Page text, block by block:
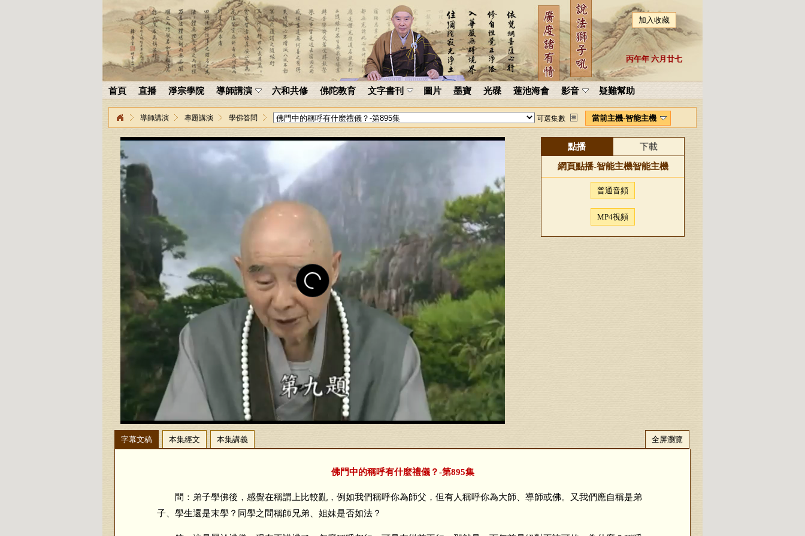
加入收藏
丙午年 六月廿七
首頁 直播 淨宗學院 導師講演 六和共修 佛陀教育 文字書刊 圖片 墨寶 光碟 蓮池海會 影音 疑難幫助
導師講演 專題講演 學佛答問 可選集數 當前主機-智能主機
點播 下載
網頁點播-智能主機智能主機
普通音頻
MP4視頻
字幕文稿 本集經文 本集講義 全屏瀏覽
佛門中的稱呼有什麼禮儀？-第895集
問：弟子學佛後，感覺在稱謂上比較亂，例如我們稱呼你為師父，但有人稱呼你為大師、導師或佛。又我們應自稱是弟
子、學生還是末學？同學之間稱師兄弟、姐妹是否如法？